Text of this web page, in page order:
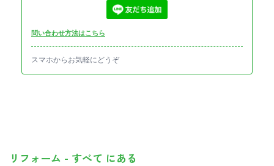
問い合わせ方法はこちら
スマホからお気軽にどうぞ
リフォーム - すべて にある